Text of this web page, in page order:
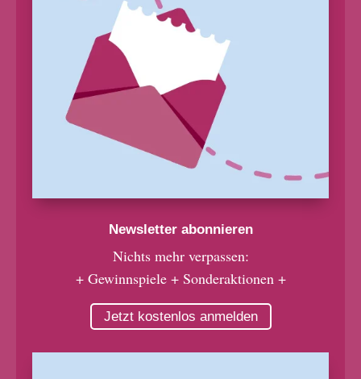
Newsletter abonnieren
Nichts mehr verpassen:
+ Gewinnspiele + Sonderaktionen +
Jetzt kostenlos anmelden